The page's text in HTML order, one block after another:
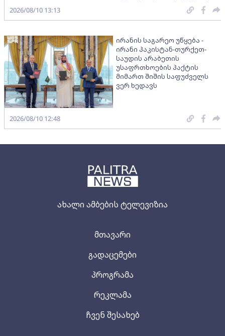
ახალი ამბების ტელევიზია
მთავარი
გადაცემები
პროგრამა
რეკლამა
ჩვენ შესახებ
2026/08/10 13:13
ირანის საგარეო უწყება -
ირანი პაკისტან-თურქეთ-
საუდის არაბეთის
უსაფრთხოების პაქტის
მიმართ შიშის საფუძველს
ვერ ხედავს
2026/08/10 12:48